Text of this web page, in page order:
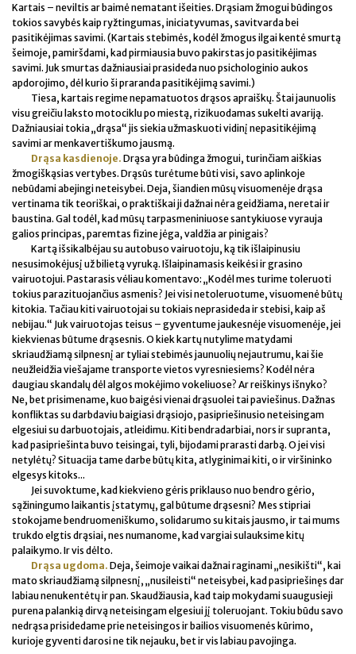
Kartais – neviltis ar baimė nematant išeities. Drąsiam žmogui būdingos
tokios savybės kaip ryžtingumas, iniciatyvumas, savitvarda bei
pasitikėjimas savimi. (Kartais stebimės, kodėl žmogus ilgai kentė smurtą
šeimoje, pamiršdami, kad pirmiausia buvo pakirstas jo pasitikėjimas
savimi. Juk smurtas dažniausiai prasideda nuo psichologinio aukos
apdorojimo, dėl kurio ši praranda pasitikėjimą savimi.)
Tiesa, kartais regime nepamatuotos drąsos apraiškų. Štai jaunuolis
visu greičiu laksto motociklu po miestą, rizikuodamas sukelti avariją.
Dažniausiai tokia „drąsa“ jis siekia užmaskuoti vidinį nepasitikėjimą
savimi ar menkavertiškumo jausmą.
Drąsa kasdienoje. Drąsa yra būdinga žmogui, turinčiam aiškias
žmogiškąsias vertybes. Drąsūs turėtume būti visi, savo aplinkoje
nebūdami abejingi neteisybei. Deja, šiandien mūsų visuomenėje drąsa
vertinama tik teoriškai, o praktiškai ji dažnai nėra geidžiama, neretai ir
baustina. Gal todėl, kad mūsų tarpasmeniniuose santykiuose vyrauja
galios principas, paremtas fizine jėga, valdžia ar pinigais?
Kartą išsikalbėjau su autobuso vairuotoju, ką tik išlaipinusiu
nesusimokėjusį už bilietą vyruką. Išlaipinamasis keikėsi ir grasino
vairuotojui. Pastarasis vėliau komentavo: „Kodėl mes turime toleruoti
tokius parazituojančius asmenis? Jei visi netoleruotume, visuomenė būtų
kitokia. Tačiau kiti vairuotojai su tokiais neprasideda ir stebisi, kaip aš
nebijau.“ Juk vairuotojas teisus – gyventume jaukesnėje visuomenėje, jei
kiekvienas būtume drąsesnis. O kiek kartų nutylime matydami
skriaudžiamą silpnesnį ar tyliai stebimės jaunuolių nejautrumu, kai šie
neužleidžia viešajame transporte vietos vyresniesiems? Kodėl nėra
daugiau skandalų dėl algos mokėjimo vokeliuose? Ar reiškinys išnyko?
Ne, bet prisimename, kuo baigėsi vienai drąsuolei tai paviešinus. Dažnas
konfliktas su darbdaviu baigiasi drąsiojo, pasipriešinusio neteisingam
elgesiui su darbuotojais, atleidimu. Kiti bendradarbiai, nors ir supranta,
kad pasipriešinta buvo teisingai, tyli, bijodami prarasti darbą. O jei visi
netylėtų? Situacija tame darbe būtų kita, atlyginimai kiti, o ir viršininko
elgesys kitoks...
Jei suvoktume, kad kiekvieno gėris priklauso nuo bendro gėrio,
sąžiningumo laikantis įstatymų, gal būtume drąsesni? Mes stipriai
stokojame bendruomeniškumo, solidarumo su kitais jausmo, ir tai mums
trukdo elgtis drąsiai, nes numanome, kad vargiai sulauksime kitų
palaikymo. Ir vis dėlto.
Drąsa ugdoma. Deja, šeimoje vaikai dažnai raginami „nesikišti“, kai
mato skriaudžiamą silpnesnį, „nusileisti“ neteisybei, kad pasipriešinęs dar
labiau nenukentėtų ir pan. Skaudžiausia, kad taip mokydami suaugusieji
purena palankią dirvą neteisingam elgesiui jį toleruojant. Tokiu būdu savo
nedrąsa prisidedame prie neteisingos ir bailios visuomenės kūrimo,
kurioje gyventi darosi ne tik nejauku, bet ir vis labiau pavojinga.